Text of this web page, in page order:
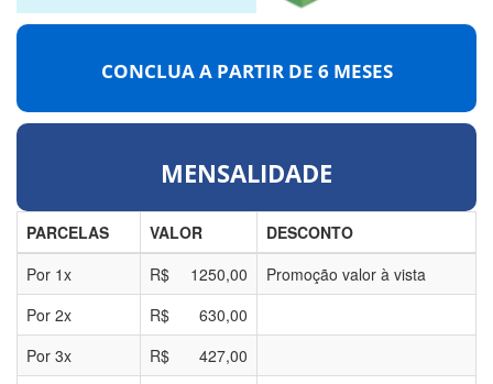
CONCLUA A PARTIR DE 6 MESES
MENSALIDADE
PARCELAS VALOR
DESCONTO
Por 1x R$ 1250,00
Promoção valor à vista
Por 2x R$
630,00
Por 3x R$
427,00